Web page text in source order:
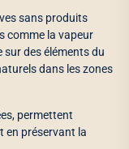
sans produits
comme la vapeur
des éléments du
dans les zones
permettent
en préservant la